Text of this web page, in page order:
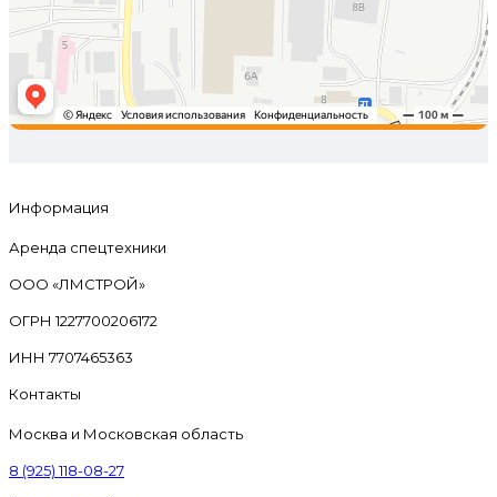
Информация
Аренда спецтехники
ООО «ЛМСТРОЙ»
ОГРН 1227700206172
ИНН 7707465363
Контакты
Москва и Московская область
8 (925) 118-08-27